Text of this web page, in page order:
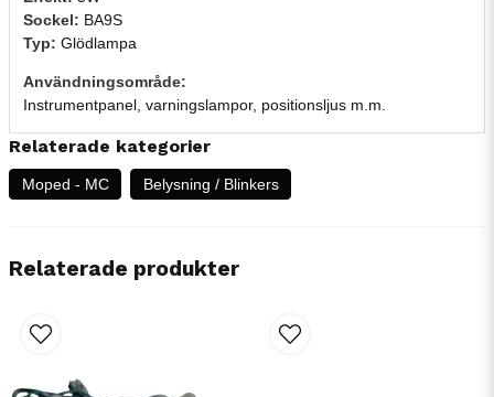
Sockel: BA9S
Typ: Glödlampa
Användningsområde:
Instrumentpanel, varningslampor, positionsljus m.m.
Relaterade kategorier
Moped - MC Belysning / Blinkers
Relaterade produkter